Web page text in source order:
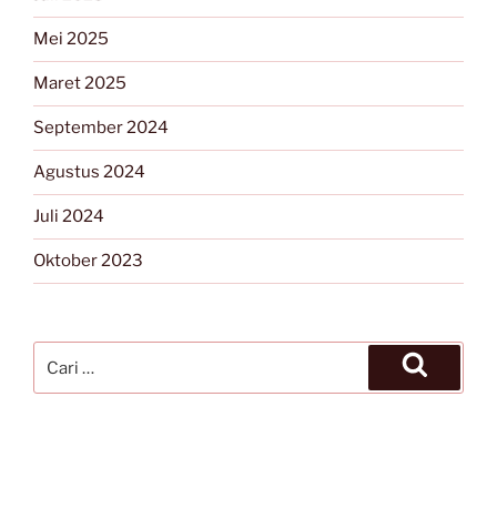
Mei 2025
Maret 2025
September 2024
Agustus 2024
Juli 2024
Oktober 2023
untuk:
Cari